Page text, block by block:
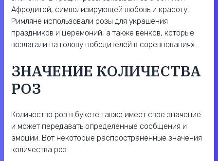
Афродитой, символизирующей любовь и красоту.
Римляне использовали розы для украшения
праздников и церемоний, а также венков, которые
возлагали на голову победителей в соревнованиях.
ЗНАЧЕНИЕ КОЛИЧЕСТВА
РОЗ
Количество роз в букете также имеет свое значение
и может передавать определенные сообщения и
эмоции. Вот некоторые распространенные значения
количества роз: